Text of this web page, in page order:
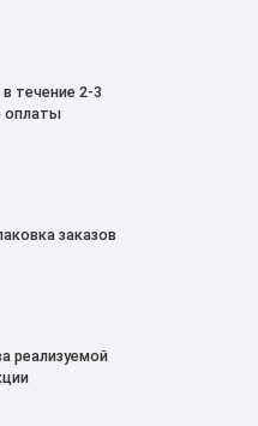
течение 2-3
оплаты
заказов
реализуемой